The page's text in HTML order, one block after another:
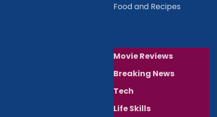
Food and Recipes
Movie Reviews
Breaking News
Tech
Life Skills